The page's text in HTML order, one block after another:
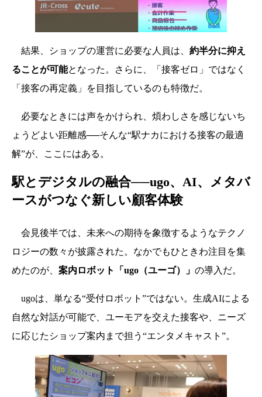
結果、ショップの運営に必要な人員は、 約半分に抑え
ることが可能となった。さらに、「接客ゼロ」ではなく
「接客の再定義」を目指しているのも特徴だ。
必要なときには声をかけられ、煩わしさを感じないち
ょうどよい距離感──そんな“駅ナカにおける接客の最適
解”が、ここにはある。
駅とデジタルの融合──ugo、AI、メタバ
ースがつなぐ新しい顧客体験
会見後半では、未来への期待を象徴するようなテクノ
ロジーの数々が披露された。なかでもひときわ注目を集
めたのが、 案内ロボット「ugo（ユーゴ）」 の導入だ。
ugoは、単なる“受付ロボット”ではない。生成AIによる
自然な対話が可能で、ユーモアを交えた接客や、ニーズ
に応じたショップ案内まで担う“エンタメキャスト”。